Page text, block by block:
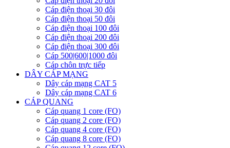
Cáp điện thoại 30 đôi
Cáp điện thoại 50 đôi
Cáp điện thoại 100 đôi
Cáp điện thoại 200 đôi
Cáp điện thoại 300 đôi
Cáp 500|600|1000 đôi
Cáp chôn trực tiếp
DÂY CÁP MẠNG
Dây cáp mạng CAT 5
Dây cáp mạng CAT 6
CÁP QUANG
Cáp quang 1 core (FO)
Cáp quang 2 core (FO)
Cáp quang 4 core (FO)
Cáp quang 8 core (FO)